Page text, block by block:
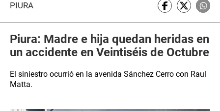
PIURA
Piura: Madre e hija quedan heridas en
un accidente en Veintiséis de Octubre
El siniestro ocurrió en la avenida Sánchez Cerro con Raul
Matta.